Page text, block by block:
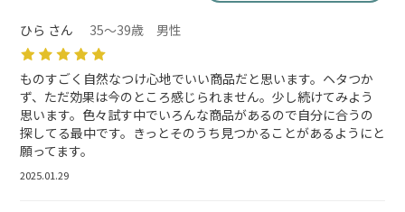
ひら さん 35～39歳 男性
ものすごく自然なつけ心地でいい商品だと思います。ヘタつか
ず、ただ効果は今のところ感じられません。少し続けてみよう
思います。色々試す中でいろんな商品があるので自分に合うの
探してる最中です。きっとそのうち見つかることがあるようにと
願ってます。
2025.01.29